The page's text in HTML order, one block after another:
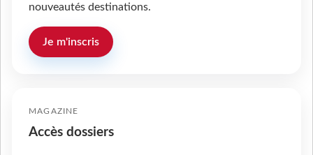
nouveautés destinations.
Je m'inscris
MAGAZINE
Accès dossiers